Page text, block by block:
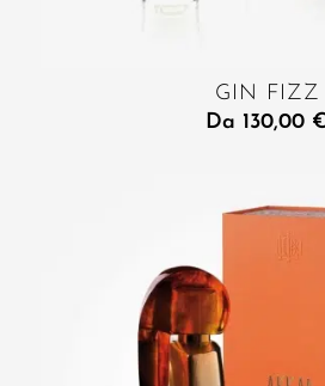
GIN FIZZ
Da 130,00